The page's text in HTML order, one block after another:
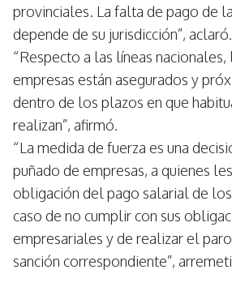
provinciales. La falta de pago de
depende de su jurisdicción”, aclaró.
“Respecto a las líneas
empresas están asegurados y
dentro de los plazos en que
realizan”, afirmó.
“La medida de fuerza es una
puñado de empresas, a quienes
obligación del pago salarial de
caso de no cumplir con sus
empresariales y de realizar el
sanción correspondiente”,